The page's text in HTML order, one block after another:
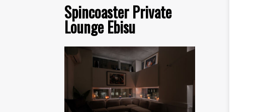
Spincoaster Private
Lounge Ebisu